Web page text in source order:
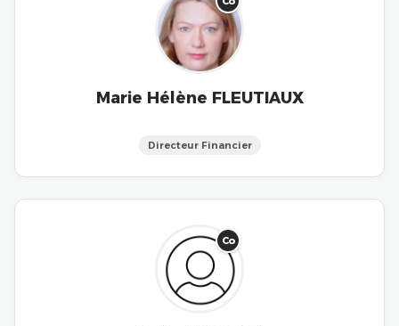
Marie Hélène FLEUTIAUX
Directeur Financier
Co